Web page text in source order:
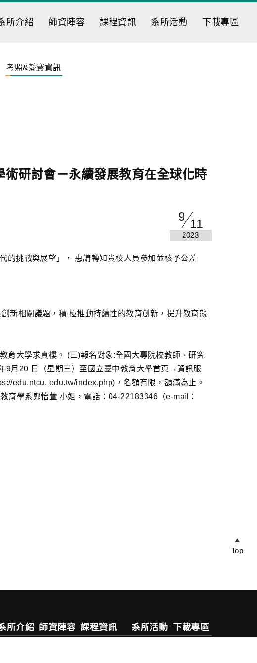
所介紹 師資陣容 課程資訊 系所活動 下載專區
考照&競賽資訊
術研討會－永續發展教育在全球化時
2023
9
11
的挑戰與展望」， 惠請轉知貴校人員參加並核予公差
新相關議題，積 極推動持續性的教育創新，提升教育競
育大學求真樓。 (三)報名對象:全國大專院校教師、研究
9月20 日（星期三）至國立臺中教育大學首頁→資訊服
edu.ntcu. edu.tw/index.php)，名額有限，額滿為止。
育學系鄭怡萱 小姐，電話：04-22183346（e-mail：
Top
所介紹 師資陣容 課程資訊 系所活動 下載專區